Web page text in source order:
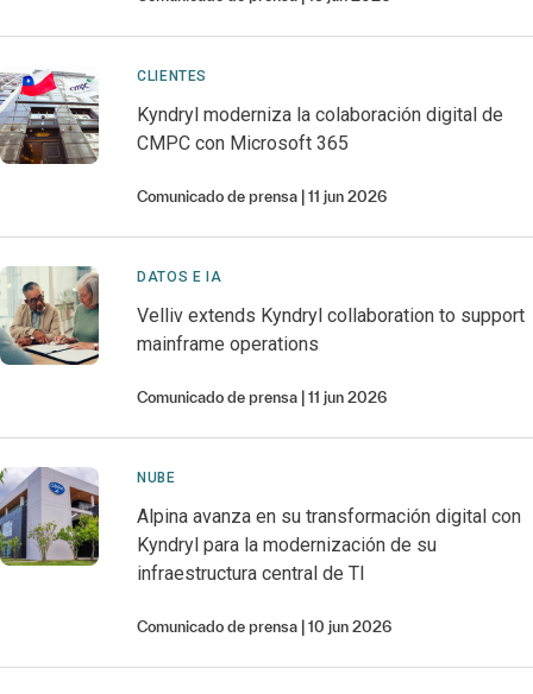
CLIENTES
Kyndryl moderniza la colaboración digital de
CMPC con Microsoft 365
Comunicado de prensa 11 jun 2026
DATOS E IA
Velliv extends Kyndryl collaboration to support
mainframe operations
Comunicado de prensa 11 jun 2026
NUBE
Alpina avanza en su transformación digital con
Kyndryl para la modernización de su
infraestructura central de TI
Comunicado de prensa 10 jun 2026